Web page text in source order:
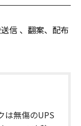
信 、翻案、配布
は無傷のUPS